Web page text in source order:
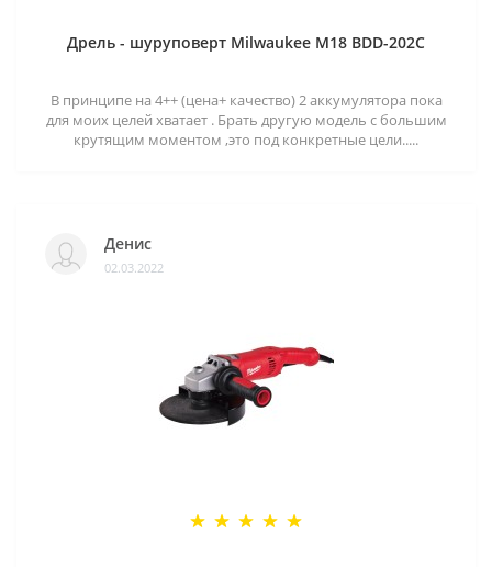
Дрель - шуруповерт Milwaukee M18 BDD-202C
В принципе на 4++ (цена+ качество) 2 аккумулятора пока
для моих целей хватает . Брать другую модель с большим
крутящим моментом ,это под конкретные цели.....
Денис
02.03.2022